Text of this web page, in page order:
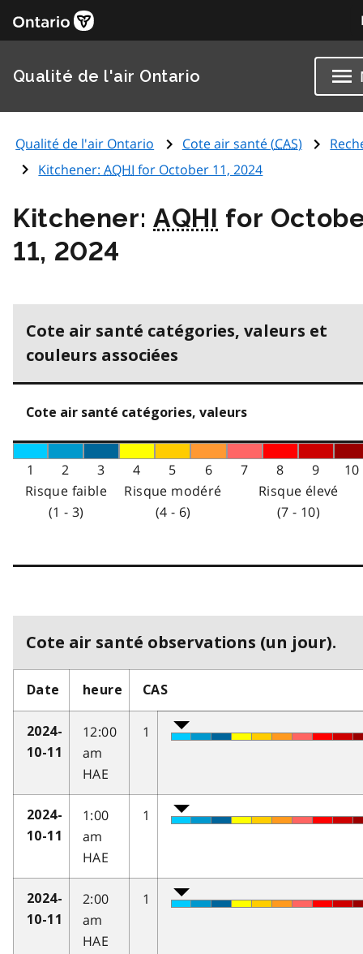
Qualité de l'air Ontario
Qualité de l'air Ontario Cote air santé (CAS)
Kitchener:AQHI for October 11, 2024
Kitchener:AQHI for
11, 2024
Cote air santé catégories, valeurs et
couleurs associées
Cote air santé catégories, valeurs
1 2 3 4 5 6 7 8 9
10
Risque faible
(1 - 3)
Risque modéré
(4 - 6)
Risque élevé
(7 - 10)
Cote air santé observations (un jour).
Date heure CAS
2024-
10-11
12:00
am
HAE
1
2024-
10-11
1:00
am
HAE
1
2024-
10-11
2:00
am
HAE
1